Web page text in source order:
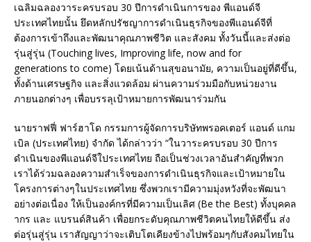
เฉลิมฉลองวาระครบรอบ 30 ปีการดำเนินการของ พีแอนด์จี
ประเทศไทยนั้น ยึดหลักปรัชญาการดำเนินธุรกิจของพีแอนด์จีที่
ต้องการเข้าถึงและพัฒนาคุณภาพชีวิต และสังคม ทั้งวันนี้และส่งต่อ
รุ่นสู่รุ่น (Touching lives, Improving life, now and for
generations to come) โดยเน้นด้านสุขอนามัย, ความเป็นอยู่ที่ดีขึ้น,
ทั้งด้านเศรษฐกิจ และสิ่งแวดล้อม ผ่านความร่วมมือกับหน่วยงาน
ภายนอกต่างๆ เพื่อบรรลุเป้าหมายการพัฒนาร่วมกัน
นายราฟฟี่ ฟาร์ฮาโด กรรมการผู้จัดการบริษัทพรอคเตอร์ แอนด์ แกม
เบิล (ประเทศไทย) จำกัด ได้กล่าวว่า “ในวาระครบรอบ 30 ปีการ
ดำเนินของพีแอนด์จีใประเทศไทย ถือเป็นช่วงเวลาอันสำคัญที่พวก
เราได้ร่วมฉลองความสำเร็จของการดำเนินธุรกิจและเป้าหมายใน
โครงการต่างๆในประเทศไทย ซึ่งพวกเรามีความมุ่งหวังที่จะพัฒนา
อย่างต่อเนื่อง ให้เป็นองค์กรที่มีความเป็นเลิศ (Be the Best) ทั้งบุคคล
ากร และ แบรนด์สินค้า เพื่อยกระดับคุณภาพชีวิตคนไทยให้ดีขึ้น ส่ง
ต่อรุ่นสู่รุ่น เราสัญญาว่าจะเติบโตเคียงข้างไปพร้อมๆกับสังคมไทยใน